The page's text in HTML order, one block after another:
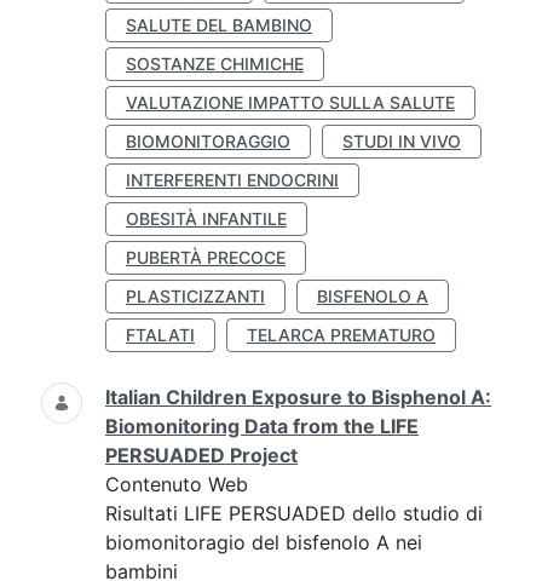
SALUTE DEL BAMBINO
SOSTANZE CHIMICHE
VALUTAZIONE IMPATTO SULLA SALUTE
BIOMONITORAGGIO
STUDI IN VIVO
INTERFERENTI ENDOCRINI
OBESITÀ INFANTILE
PUBERTÀ PRECOCE
PLASTICIZZANTI
BISFENOLO A
FTALATI
TELARCA PREMATURO
Italian Children Exposure to Bisphenol A:
Biomonitoring Data from the LIFE
PERSUADED Project
Contenuto Web
Risultati LIFE PERSUADED dello studio di
biomonitoragio del bisfenolo A nei
bambini